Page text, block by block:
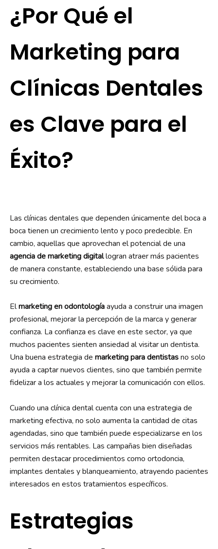
¿Por Qué el
Marketing para
Clínicas Dentales
es Clave para el
Éxito?
Las clínicas dentales que dependen únicamente del boca a
boca tienen un crecimiento lento y poco predecible. En
cambio, aquellas que aprovechan el potencial de una
agencia de marketing digitallogran atraer más pacientes
de manera constante, estableciendo una base sólida para
su crecimiento.
Elmarketing en odontologíaayuda a construir una imagen
profesional, mejorar la percepción de la marca y generar
confianza. La confianza es clave en este sector, ya que
muchos pacientes sienten ansiedad al visitar un dentista.
Una buena estrategia de marketing para dentistasno solo
ayuda a captar nuevos clientes, sino que también permite
fidelizar a los actuales y mejorar la comunicación con ellos.
Cuando una clínica dental cuenta con una estrategia de
marketing efectiva, no solo aumenta la cantidad de citas
agendadas, sino que también puede especializarse en los
servicios más rentables. Las campañas bien diseñadas
permiten destacar procedimientos como ortodoncia,
implantes dentales y blanqueamiento, atrayendo pacientes
interesados en estos tratamientos específicos.
Estrategias